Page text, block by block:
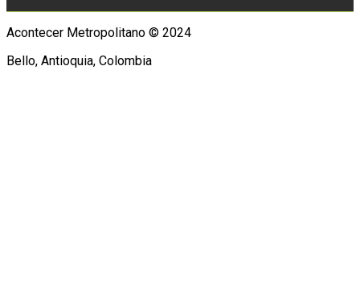
Acontecer Metropolitano © 2024
Bello, Antioquia, Colombia